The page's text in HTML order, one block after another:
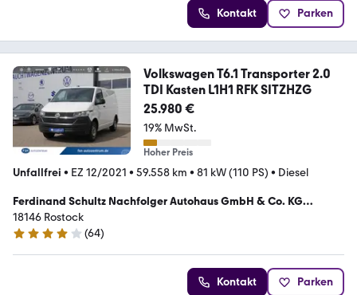
Kontakt Parken
Volkswagen T6.1 Transporter 2.0
TDI Kasten L1H1 RFK SITZHZG
25.980 €
19% MwSt.
Hoher Preis
Unfallfrei • EZ 12/2021 • 59.558 km • 81 kW (110 PS) • Diesel
Ferdinand Schultz Nachfolger Autohaus GmbH & Co. KG
GebrauchtwagenZentrum FSN
18146 Rostock
4.2 Sterne
(64)
Kontakt Parken